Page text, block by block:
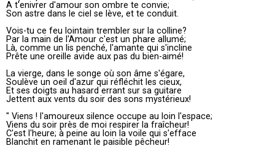
A t'enivrer d'amour son ombre te convie;
Son astre dans le ciel se lève, et te conduit.
Vois-tu ce feu lointain trembler sur la colline?
Par la main de l'Amour c'est un phare allumé;
Là, comme un lis penché, l'amante qui s'incline
Prête une oreille avide aux pas du bien-aimé!
La vierge, dans le songe où son âme s'égare,
Soulève un oeil d'azur qui réfléchit les cieux,
Et ses doigts au hasard errant sur sa guitare
Jettent aux vents du soir des sons mystérieux!
" Viens ! l'amoureux silence occupe au loin l'espace;
Viens du soir près de moi respirer la fraîcheur!
C'est l'heure; à peine au loin la voile qui s'efface
Blanchit en ramenant le paisible pêcheur!